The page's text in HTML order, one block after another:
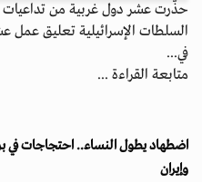
حذّرت عشر دول غربية من تداعيات
السلطات الإسرائيلية تعليق عمل
في...
متابعة القراءة ...
اضطهاد يطول النساء.. احتجاجات في
وإيران